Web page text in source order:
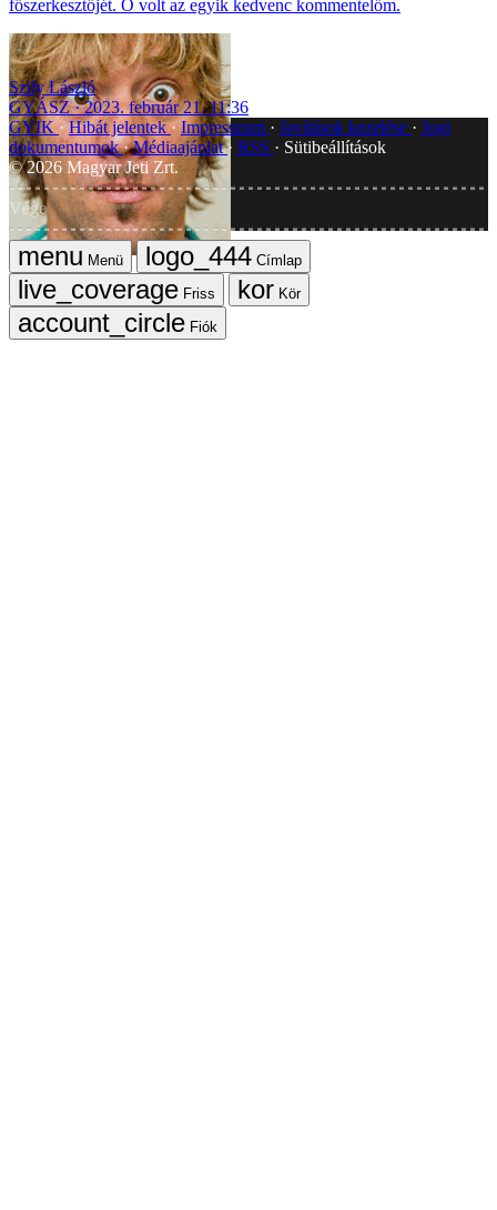
főszerkesztőjét. Ő volt az egyik kedvenc kommentelőm.
Szily László
GYÁSZ
2023. február 21. 11:36
GYIK Hibát jelentek Impresszum Javítások kezelése
Jogi
dokumentumok Médiaajánlat RSS
Sütibeállítások
©2026Magyar Jeti Zrt.
Vége
Menü
Címlap
Friss
Kör
Fiók